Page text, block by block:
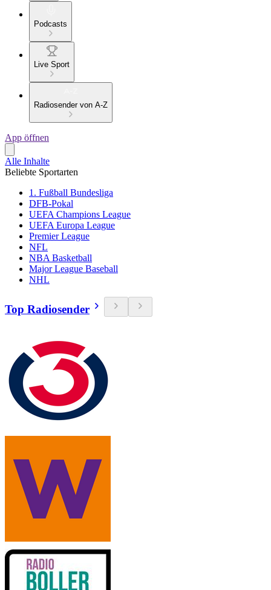
Podcasts
Live Sport
Radiosender von A-Z
App öffnen
Alle Inhalte
Beliebte Sportarten
1. Fußball Bundesliga
DFB-Pokal
UEFA Champions League
UEFA Europa League
Premier League
NFL
NBA Basketball
Major League Baseball
NHL
Top Radiosender